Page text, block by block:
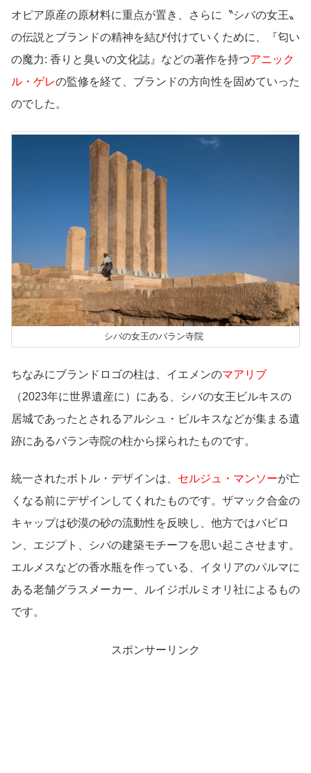
オピア原産の原材料に重点が置き、さらに〝シバの女王〟
の伝説とブランドの精神を結び付けていくために、『匂い
の魔力: 香りと臭いの文化誌』などの著作を持つアニック
ル・ゲレの監修を経て、ブランドの方向性を固めていった
のでした。
シバの女王のバラン寺院
ちなみにブランドロゴの柱は、イエメンのマアリブ
（2023年に世界遺産に）にある、シバの女王ビルキスの
居城であったとされるアルシュ・ビルキスなどが集まる遺
跡にあるバラン寺院の柱から採られたものです。
統一されたボトル・デザインは、 セルジュ・マンソーが亡
くなる前にデザインしてくれたものです。ザマック合金の
キャップは砂漠の砂の流動性を反映し、他方ではバビロ
ン、エジプト、シバの建築モチーフを思い起こさせます。
エルメスなどの香水瓶を作っている、イタリアのパルマに
ある老舗グラスメーカー、ルイジボルミオリ社によるもの
です。
スポンサーリンク